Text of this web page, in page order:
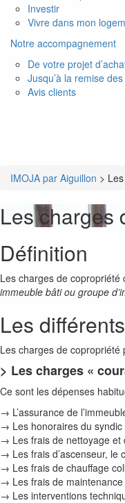
Investir
Vivre dans mon
Notre accompagnement
De votre projet
Jusqu’à la remise
Avis clients
IMOJA par Aiguillon >
Les charges
Définition
Les charges de copropriété
immeuble bâti ou groupe
Les
Les charges de copropriété
> Les charges «
Ce sont les dépenses
→ L’assurance de
→ Les honoraires du syndic
→ Les frais de nettoyage et
→ Les frais d’ascenseur, le
→ Les frais de chauffage
→ Les frais de
→ Les interventions